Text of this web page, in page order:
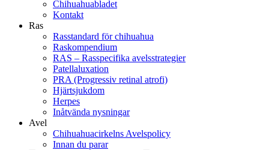
Chihuahuabladet
Kontakt
Ras
Rasstandard för chihuahua
Raskompendium
RAS – Rasspecifika avelsstrategier
Patellaluxation
PRA (Progressiv retinal atrofi)
Hjärtsjukdom
Herpes
Inåtvända nysningar
Avel
Chihuahuacirkelns Avelspolicy
Innan du parar